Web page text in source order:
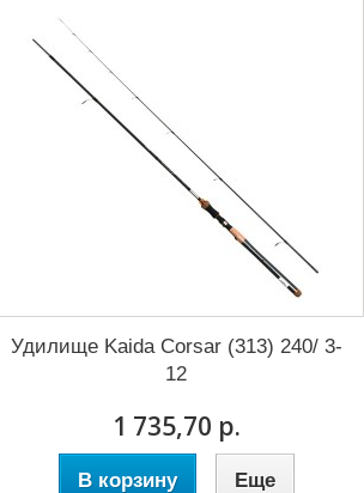
Удилище Kaida Corsar (313) 240/ 3-
12
1 735,70 р.
В корзину Еще